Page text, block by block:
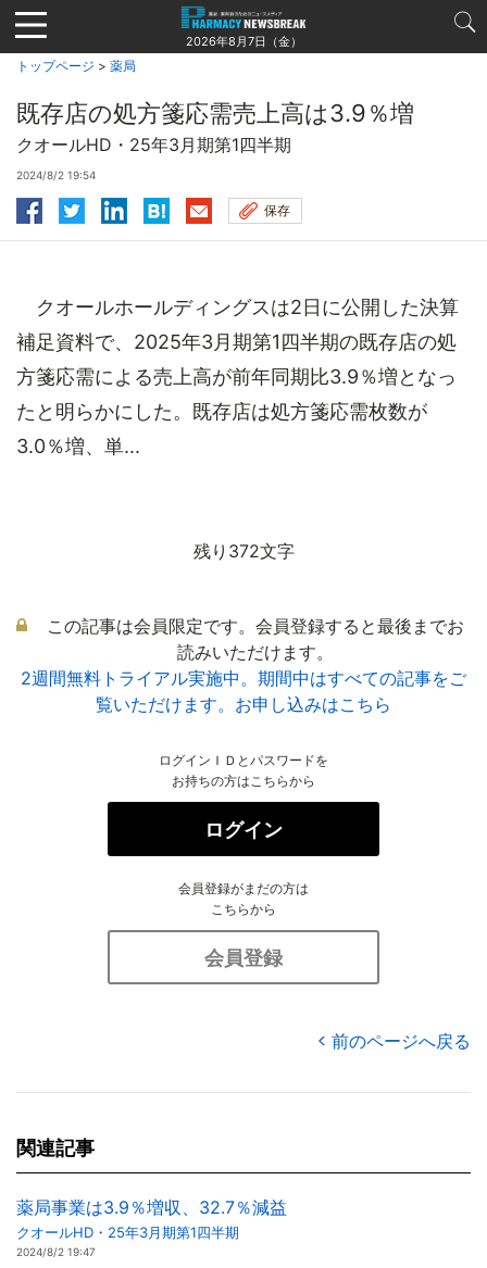
Jump
to
navigation
2026年8月7日（金）
トップページ > 薬局
既存店の処方箋応需売上高は3.9％増
クオールHD・25年3月期第1四半期
2024/8/2 19:54
保存
クオールホールディングスは2日に公開した決算
補足資料で、2025年3月期第1四半期の既存店の処
方箋応需による売上高が前年同期比3.9％増となっ
たと明らかにした。既存店は処方箋応需枚数が
3.0％増、単...
残り372文字
この記事は会員限定です。会員登録すると最後までお
読みいただけます。
2週間無料トライアル実施中。期間中はすべての記事をご
覧いただけます。お申し込みはこちら
ログインＩＤとパスワードを
お持ちの方はこちらから
ログイン
会員登録がまだの方は
こちらから
会員登録
前のページへ戻る
関連記事
薬局事業は3.9％増収、32.7％減益
クオールHD・25年3月期第1四半期
2024/8/2 19:47